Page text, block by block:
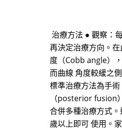
治療方法 ● 觀察：
再決定治療方向。
度（Cobb angle）
而曲線 角度較緩之
標準治療方法為手
（posterior fusion
合併多種治療方式
歲以上即可 使用。